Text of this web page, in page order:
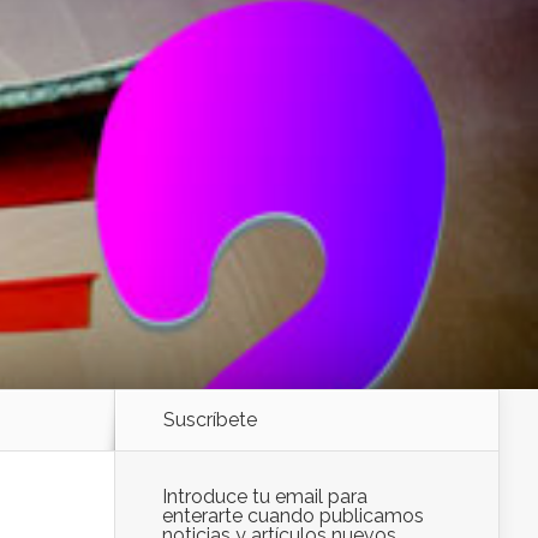
Suscríbete
Introduce tu email para
enterarte cuando publicamos